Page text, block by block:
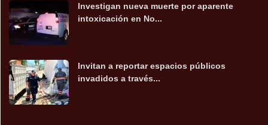
Investigan nueva muerte por aparente
intoxicación en No...
Invitan a reportar espacios públicos
invadidos a través...